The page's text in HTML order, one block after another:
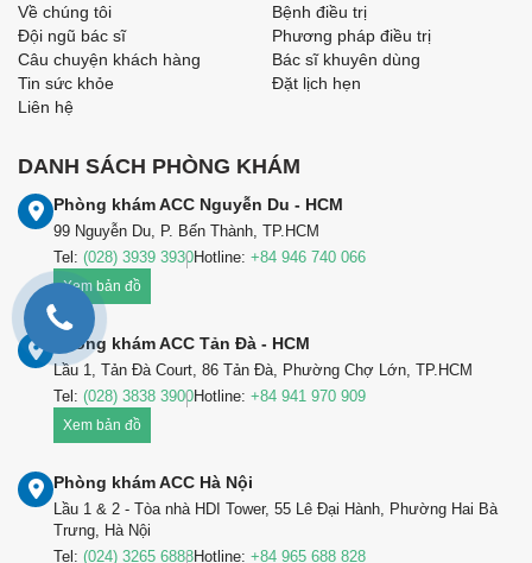
DANH SÁCH PHÒNG KHÁM
Phòng khám ACC Nguyễn Du - HCM
99 Nguyễn Du, P. Bến Thành, TP.HCM
Tel: (028) 3939 3930Hotline: +84 946 740 066
Xem bản đồ
Phòng khám ACC Tản Đà - HCM
Lầu 1, Tản Đà Court, 86 Tản Đà, Phường Chợ Lớn, TP.HCM
Tel: (028) 3838 3900Hotline: +84 941 970 909
Xem bản đồ
Phòng khám ACC Hà Nội
Lầu 1 & 2 - Tòa nhà HDI Tower, 55 Lê Đại Hành, Phường Hai Bà
Trưng, Hà Nội
Tel: (024) 3265 6888Hotline: +84 965 688 828
Về chúng tôi
Đội ngũ bác sĩ
Câu chuyện khách hàng
Tin sức khỏe
Liên hệ
Bệnh điều trị
Phương pháp điều trị
Bác sĩ khuyên dùng
Đặt lịch hẹn